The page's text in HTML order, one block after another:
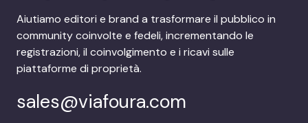
Aiutiamo editori e brand a trasformare il pubblico in
community coinvolte e fedeli, incrementando le
registrazioni, il coinvolgimento e i ricavi sulle
piattaforme di proprietà.
sales@viafoura.com